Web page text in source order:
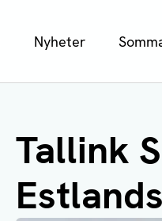
Nyheter
Tallink